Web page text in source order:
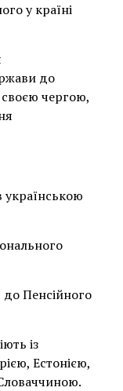
у країні
до
чергою,
Пенсійного
із
Естонією,